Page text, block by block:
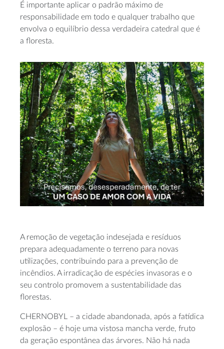
É importante aplicar o padrão máximo de
responsabilidade em todo e qualquer trabalho que
envolva o equilíbrio dessa verdadeira catedral que é
a floresta.
A remoção de vegetação indesejada e resíduos
prepara adequadamente o terreno para novas
utilizações, contribuindo para a prevenção de
incêndios. A irradicação de espécies invasoras e o
seu controlo promovem a sustentabilidade das
florestas.
CHERNOBYL – a cidade abandonada, após a fatídica
explosão – é hoje uma vistosa mancha verde, fruto
da geração espontânea das árvores. Não há nada